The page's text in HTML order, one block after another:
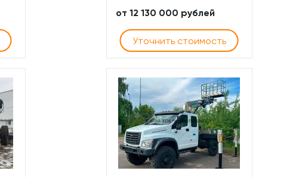
от 12 130 000 рублей
Уточнить стоимость